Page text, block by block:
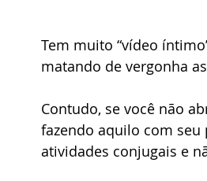
Tem muito “vídeo
matando de vergonha
Contudo, se você não
fazendo aquilo com seu
atividades conjugais e